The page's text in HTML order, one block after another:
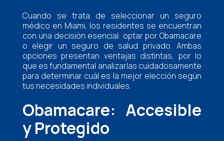
Cuando se trata de seleccionar un seguro
médico en Miami, los residentes se encuentran
con una decisión esencial: optar por Obamacare
o elegir un seguro de salud privado. Ambas
opciones presentan ventajas distintas, por lo
que es fundamental analizarlas cuidadosamente
para determinar cuál es la mejor elección según
tus necesidades individuales.
Obamacare: Accesible
y Protegido